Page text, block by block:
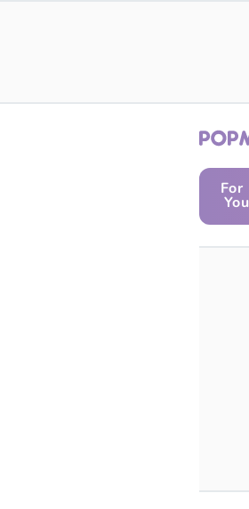
For
You